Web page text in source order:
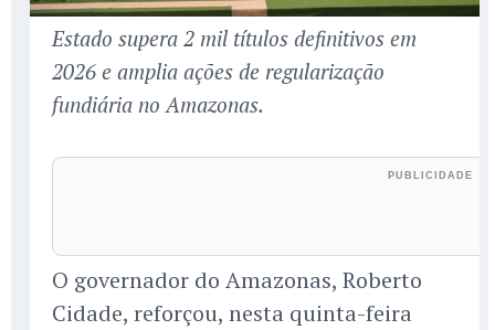
Estado supera 2 mil títulos definitivos em
2026 e amplia ações de regularização
fundiária no Amazonas.
O governador do Amazonas, Roberto
Cidade, reforçou, nesta quinta-feira